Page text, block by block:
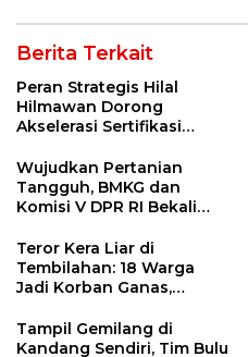
Berita Terkait
Peran Strategis Hilal
Hilmawan Dorong
Akselerasi Sertifikasi
Entaskan Kemiskinan di
Indramayu
Wujudkan Pertanian
Tangguh, BMKG dan
Komisi V DPR RI Bekali
Sekolah Lapang Iklim
Teror Kera Liar di
Tembilahan: 18 Warga
Jadi Korban Ganas,
12 Jahitan!
Tampil Gemilang di
Kandang Sendiri, Tim Bulu